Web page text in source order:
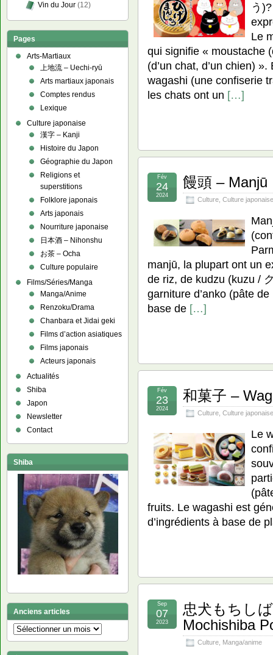
う
Le
qui signifie « moustache
(d’un chat, d’un chien)
wagashi (une confiserie
les chats ont un […]
饅頭 – Manjū
Culture Culture japonaise
Fév
24
2024
manjū, la plupart ont un
de riz, de kudzu (kuzu /
garniture d’anko (pâte
base de […]
和菓子 –
Culture Culture japonaise
Fév
23
2024
Le
fruits. Le wagashi est
d’ingrédients à base de
忠犬もちし
Mochishiba
Culture Manga/anime
Sep
07
2023
Vin du Jour (12)
Pages
Arts-Martiaux
上地流 – Uechi-ryū
Arts martiaux japonais
Comptes rendus
Lexique
Culture japonaise
漢字 – Kanji
Histoire du Japon
Géographie du Japon
Religions et
superstitions
Folklore japonais
Arts japonais
Nourriture japonaise
日本酒 – Nihonshu
お茶 – Ocha
Culture populaire
Films/Séries/Manga
Manga/Anime
Renzoku/Drama
Chanbara et Jidai geki
Films d’action asiatiques
Films japonais
Acteurs japonais
Actualités
Shiba
Japon
Newsletter
Contact
Shiba
Anciens articles
Anciens
articles